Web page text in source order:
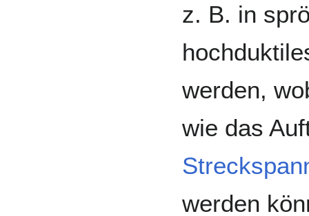
z. B. in
werden,
wie das
werden